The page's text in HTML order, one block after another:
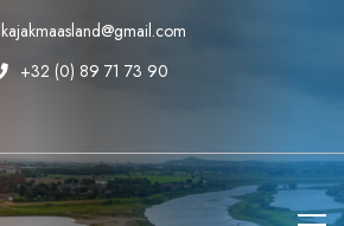
kajakmaasland@gmail.com
+32 (0) 89 71 73 90